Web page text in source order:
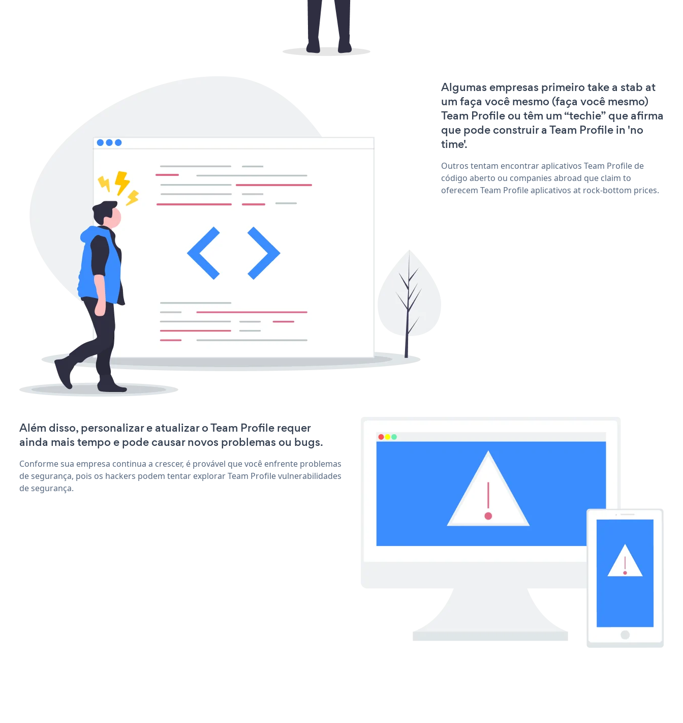
Algumas empresas primeiro take a stab at
um faça você mesmo (faça você mesmo)
Team Profile ou têm um “techie” que afirma
que pode construir a Team Profile in 'no
time'.
Outros tentam encontrar aplicativos Team Profile de
código aberto ou companies abroad que claim to
oferecem Team Profile aplicativos at rock-bottom prices.
Além disso, personalizar e atualizar o Team Profile requer
ainda mais tempo e pode causar novos problemas ou bugs.
Conforme sua empresa continua a crescer, é provável que você enfrente problemas
de segurança, pois os hackers podem tentar explorar Team Profile vulnerabilidades
de segurança.